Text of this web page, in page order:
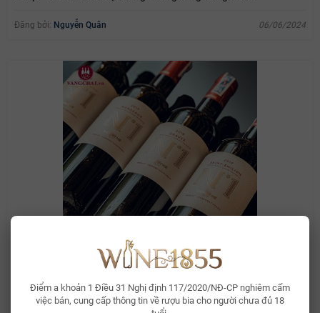
Điểm a khoản 1 Điều 31 Nghị định 117/2020/NĐ-CP nghiêm cấm
việc bán, cung cấp thông tin về rượu bia cho người chưa đủ 18
Đăng bởi: Nguyễn Quân 06/06/2024
Khám Phá Vị Ngọt Ngào của Bordeaux: Dourthe NO1
Graves
Giới thiệu Bordeaux và vùng Graves Bordeaux, một trong những